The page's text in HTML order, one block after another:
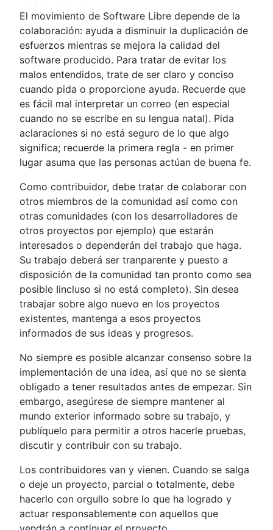
El movimiento de Software Libre depende de la
colaboración: ayuda a disminuir la duplicación de
esfuerzos mientras se mejora la calidad del
software producido. Para tratar de evitar los
malos entendidos, trate de ser claro y conciso
cuando pida o proporcione ayuda. Recuerde que
es fácil mal interpretar un correo (en especial
cuando no se escribe en su lengua natal). Pida
aclaraciones si no está seguro de lo que algo
significa; recuerde la primera regla - en primer
lugar asuma que las personas actúan de buena fe.
Como contribuidor, debe tratar de colaborar con
otros miembros de la comunidad así como con
otras comunidades (con los desarrolladores de
otros proyectos por ejemplo) que estarán
interesados o dependerán del trabajo que haga.
Su trabajo deberá ser tranparente y puesto a
disposición de la comunidad tan pronto como sea
posible Iincluso si no está completo). Sin desea
trabajar sobre algo nuevo en los proyectos
existentes, mantenga a esos proyectos
informados de sus ideas y progresos.
No siempre es posible alcanzar consenso sobre la
implementación de una idea, así que no se sienta
obligado a tener resultados antes de empezar. Sin
embargo, asegúrese de siempre mantener al
mundo exterior informado sobre su trabajo, y
publíquelo para permitir a otros hacerle pruebas,
discutir y contribuir con su trabajo.
Los contribuidores van y vienen. Cuando se salga
o deje un proyecto, parcial o totalmente, debe
hacerlo con orgullo sobre lo que ha logrado y
actuar responsablemente con aquellos que